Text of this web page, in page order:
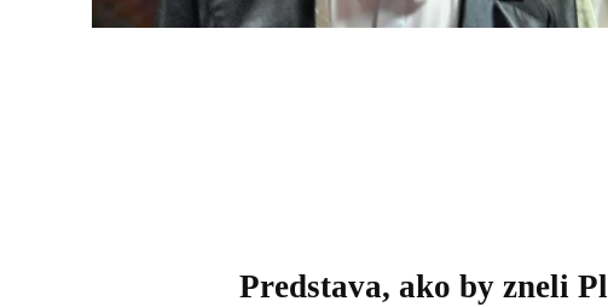
Predstava, ako by zneli